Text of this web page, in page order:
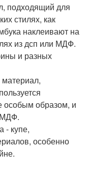
подходящий для
стилях, как
наклеивают на
из дсп или МДФ.
и разных
особым образом, и
МДФ.
- купе,
особенно